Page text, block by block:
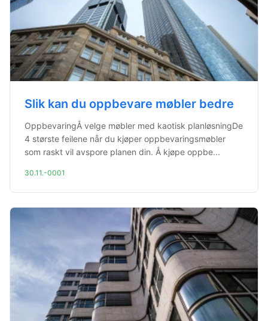
Slik kan du oppbevare møbler bedre
OppbevaringÅ velge møbler med kaotisk planløsningDe
4 største feilene når du kjøper oppbevaringsmøbler
som raskt vil avspore planen din. Å kjøpe oppbe...
30.11.-0001